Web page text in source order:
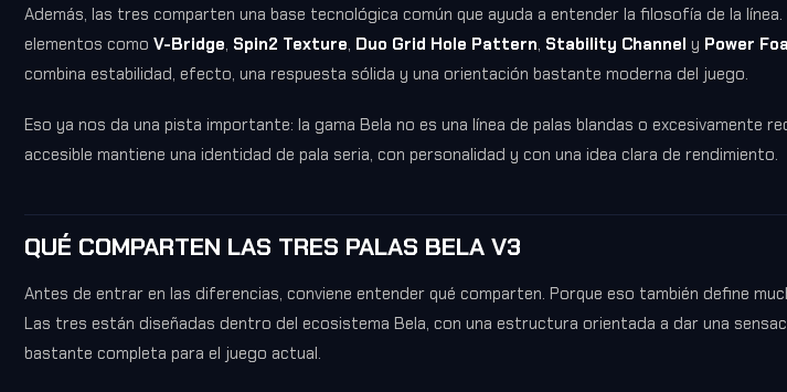
Además, las tres comparten una base tecnológica común que ayuda a entender la filosofía de la
elementos como V-Bridge, Spin2 Texture, Duo Grid Hole Pattern, Stability Channel y Power
combina estabilidad, efecto, una respuesta sólida y una orientación bastante moderna del juego.
Eso ya nos da una pista importante: la gama Bela no es una línea de palas blandas o excesivamente
accesible mantiene una identidad de pala seria, con personalidad y con una idea clara de rendimiento.
QUÉ COMPARTEN LAS TRES PALAS BELA V3
Antes de entrar en las diferencias, conviene entender qué comparten. Porque eso también define
Las tres están diseñadas dentro del ecosistema Bela, con una estructura orientada a dar una
bastante completa para el juego actual.